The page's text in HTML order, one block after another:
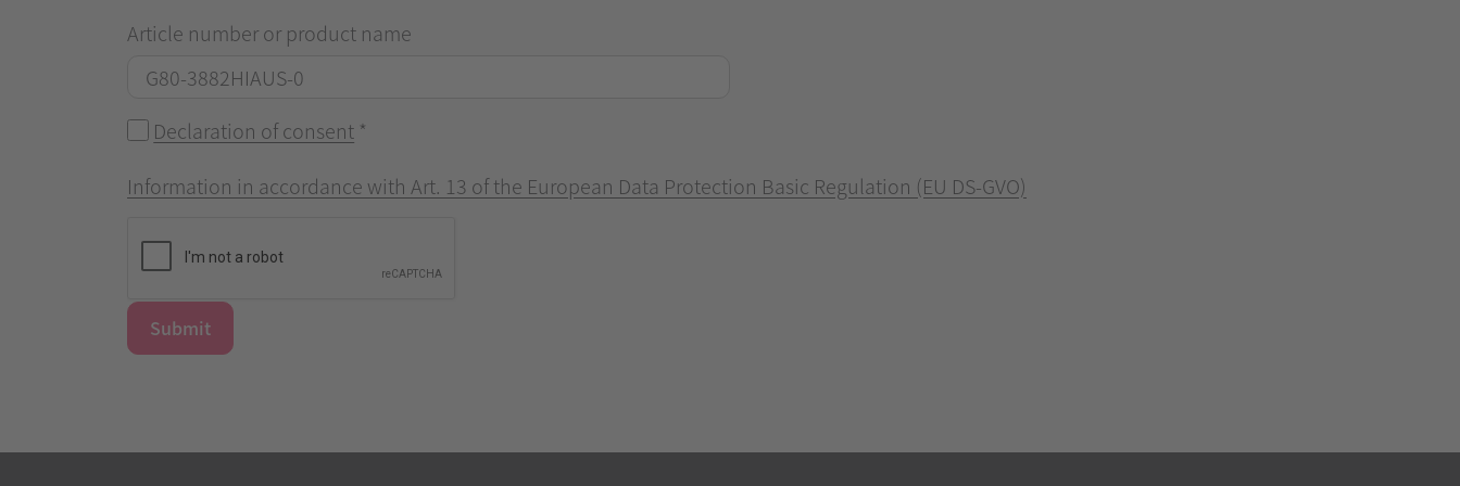
Article number or product name
Declaration of consent *
Information in accordance with Art. 13 of the European Data Protection Basic Regulation (EU DS-GVO)
Submit